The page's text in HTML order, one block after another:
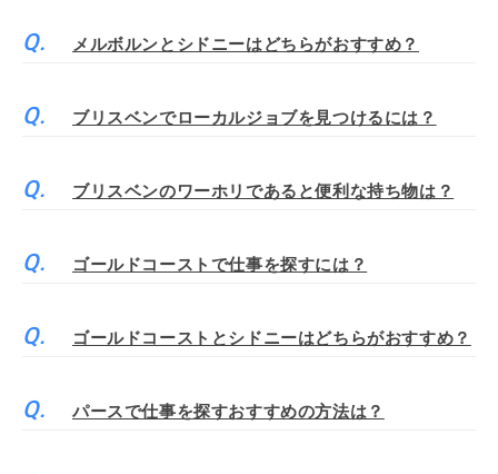
メルボルンとシドニーはどちらがおすすめ？
ブリスベンでローカルジョブを見つけるには？
ブリスベンのワーホリであると便利な持ち物は？
ゴールドコーストで仕事を探すには？
ゴールドコーストとシドニーはどちらがおすすめ？
パースで仕事を探すおすすめの方法は？